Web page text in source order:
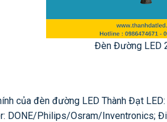
Đèn Đường LED
của đèn đường LED Thành Đạt
Philips/Osram/Inventronics;